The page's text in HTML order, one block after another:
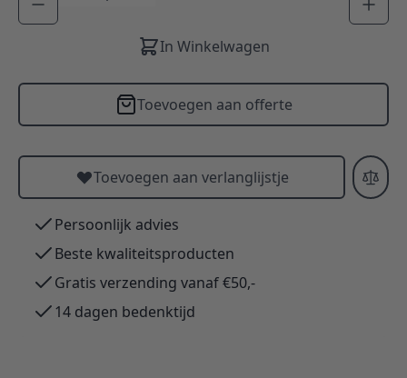
In Winkelwagen
Toevoegen aan offerte
Toevoegen aan verlanglijstje
Persoonlijk advies
Beste kwaliteitsproducten
Gratis verzending vanaf €50,-
14 dagen bedenktijd